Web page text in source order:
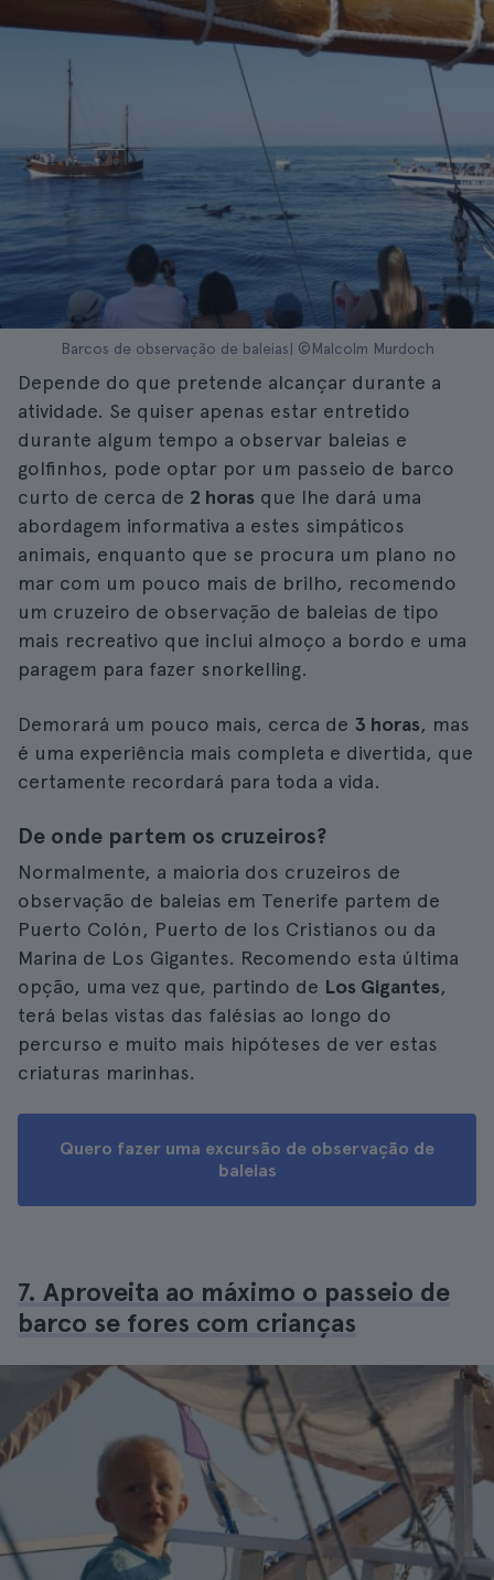
Barcos de observação de baleias| ©Malcolm Murdoch
Depende do que pretende alcançar durante a
atividade. Se quiser apenas estar entretido
durante algum tempo a observar baleias e
golfinhos, pode optar por um passeio de barco
curto de cerca de 2 horas que lhe dará uma
abordagem informativa a estes simpáticos
animais, enquanto que se procura um plano no
mar com um pouco mais de brilho, recomendo
um cruzeiro de observação de baleias de tipo
mais recreativo que inclui almoço a bordo e uma
paragem para fazer snorkelling.
Demorará um pouco mais, cerca de 3 horas, mas
é uma experiência mais completa e divertida, que
certamente recordará para toda a vida.
De onde partem os cruzeiros?
Normalmente, a maioria dos cruzeiros de
observação de baleias em Tenerife partem de
Puerto Colón, Puerto de los Cristianos ou da
Marina de Los Gigantes. Recomendo esta última
opção, uma vez que, partindo de Los Gigantes,
terá belas vistas das falésias ao longo do
percurso e muito mais hipóteses de ver estas
criaturas marinhas.
Quero fazer uma excursão de observação de
baleias
7. Aproveita ao máximo o passeio de
barco se fores com crianças